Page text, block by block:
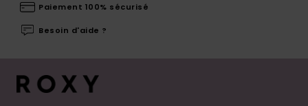
Paiement 100% sécurisé
Besoin d'aide ?